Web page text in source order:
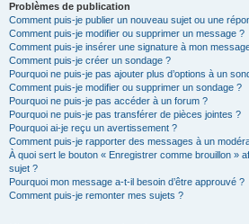
Problèmes de publication
Comment puis-je publier un nouveau sujet ou une
Comment puis-je modifier ou supprimer un message ?
Comment puis-je insérer une signature à mon
Comment puis-je créer un sondage ?
Pourquoi ne puis-je pas ajouter plus d’options à un
Comment puis-je modifier ou supprimer un sondage ?
Pourquoi ne puis-je pas accéder à un forum ?
Pourquoi ne puis-je pas transférer de pièces jointes ?
Pourquoi ai-je reçu un avertissement ?
Comment puis-je rapporter des messages à un
À quoi sert le bouton « Enregistrer comme brouillon »
sujet ?
Pourquoi mon message a-t-il besoin d’être approuvé ?
Comment puis-je remonter mes sujets ?